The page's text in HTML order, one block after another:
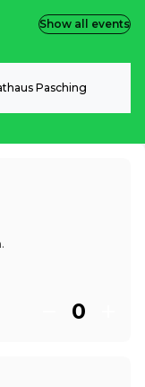
Pasching
Show all events